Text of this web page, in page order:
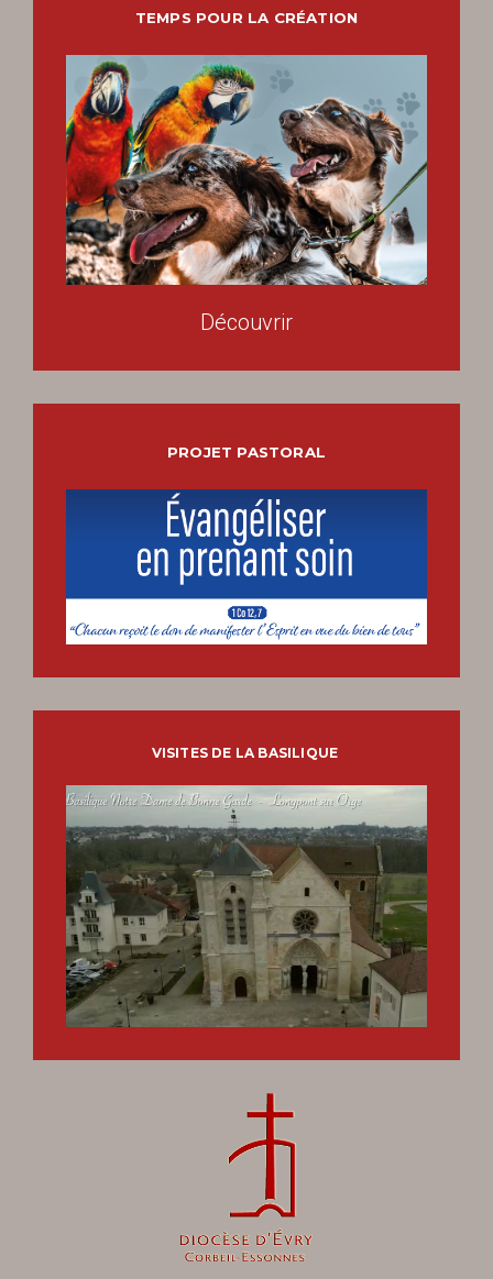
TEMPS POUR LA CRÉATION
Découvrir
PROJET PASTORAL
VISITES DE LA BASILIQUE